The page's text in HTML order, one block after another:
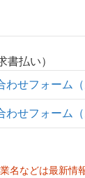
払い）
わせフォーム
わせフォーム
名などは最新情